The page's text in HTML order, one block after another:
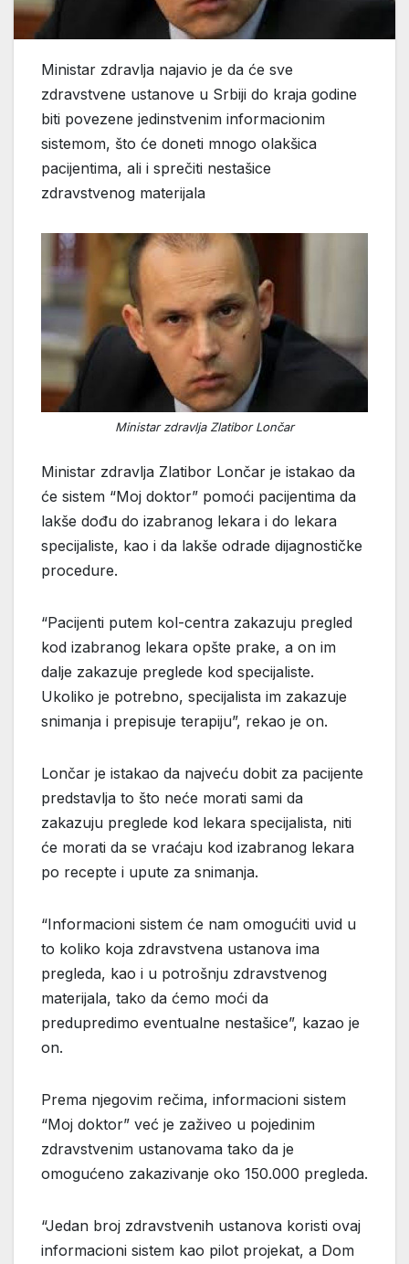
Ministar zdravlja najavio je da će sve
zdravstvene ustanove u Srbiji do kraja godine
biti povezene jedinstvenim informacionim
sistemom, što će doneti mnogo olakšica
pacijentima, ali i sprečiti nestašice
zdravstvenog materijala
Ministar zdravlja Zlatibor Lončar
Ministar zdravlja Zlatibor Lončar je istakao da
će sistem “Moj doktor” pomoći pacijentima da
lakše dođu do izabranog lekara i do lekara
specijaliste, kao i da lakše odrade dijagnostičke
procedure.
“Pacijenti putem kol-centra zakazuju pregled
kod izabranog lekara opšte prake, a on im
dalje zakazuje preglede kod specijaliste.
Ukoliko je potrebno, specijalista im zakazuje
snimanja i prepisuje terapiju”, rekao je on.
Lončar je istakao da najveću dobit za pacijente
predstavlja to što neće morati sami da
zakazuju preglede kod lekara specijalista, niti
će morati da se vraćaju kod izabranog lekara
po recepte i upute za snimanja.
“Informacioni sistem će nam omogućiti uvid u
to koliko koja zdravstvena ustanova ima
pregleda, kao i u potrošnju zdravstvenog
materijala, tako da ćemo moći da
predupredimo eventualne nestašice”, kazao je
on.
Prema njegovim rečima, informacioni sistem
“Moj doktor” već je zaživeo u pojedinim
zdravstvenim ustanovama tako da je
omogućeno zakazivanje oko 150.000 pregleda.
“Jedan broj zdravstvenih ustanova koristi ovaj
informacioni sistem kao pilot projekat, a Dom